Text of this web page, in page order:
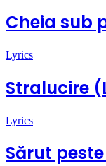
Cheia sub
Lyrics
Stralucire
Lyrics
Sărut